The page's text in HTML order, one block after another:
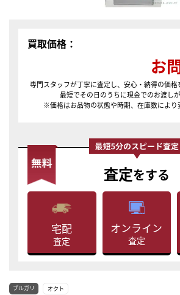
買取価格：
お
専門スタッフが丁寧に査定し、安心・納得の価格
最短でその日のうちに現金でのお渡しが
※価格はお品物の状態や時期、在庫数により
査定をする
宅配
査定
オンライン
査定
ブルガリ オクト